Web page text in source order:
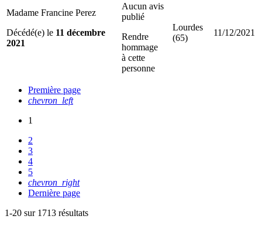
Madame Francine Perez
Décédé(e) le 11 décembre
2021
Aucun avis
publié
Rendre
hommage
à cette
personne
Lourdes
(65)
11/12/2021
Première page
chevron_left
1
2
3
4
5
chevron_right
Dernière page
1-20 sur 1713 résultats